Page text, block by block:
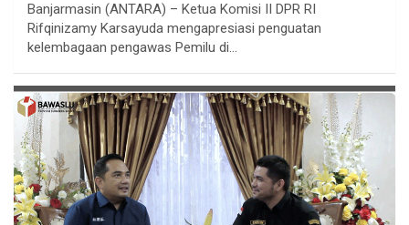
Banjarmasin (ANTARA) – Ketua Komisi II DPR RI
Rifqinizamy Karsayuda mengapresiasi penguatan
kelembagaan pengawas Pemilu di…